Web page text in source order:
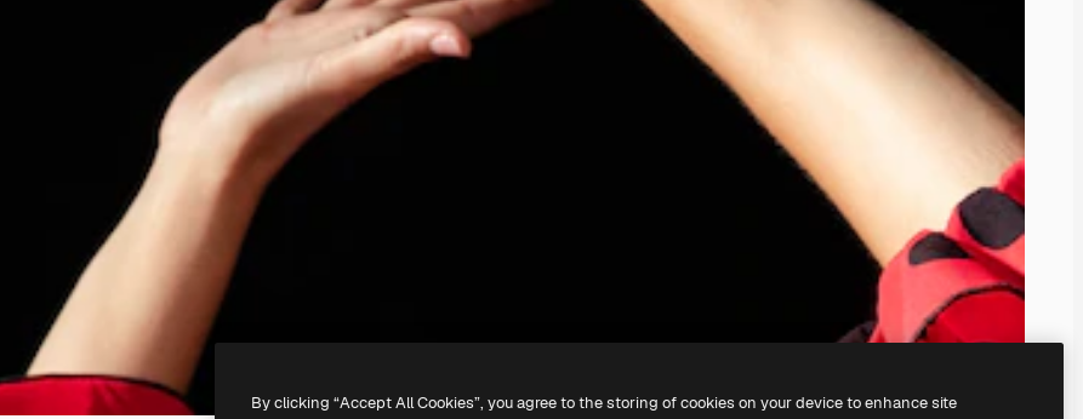
By clicking “Accept All Cookies”, you agree to the storing of cookies on your device to enhance site